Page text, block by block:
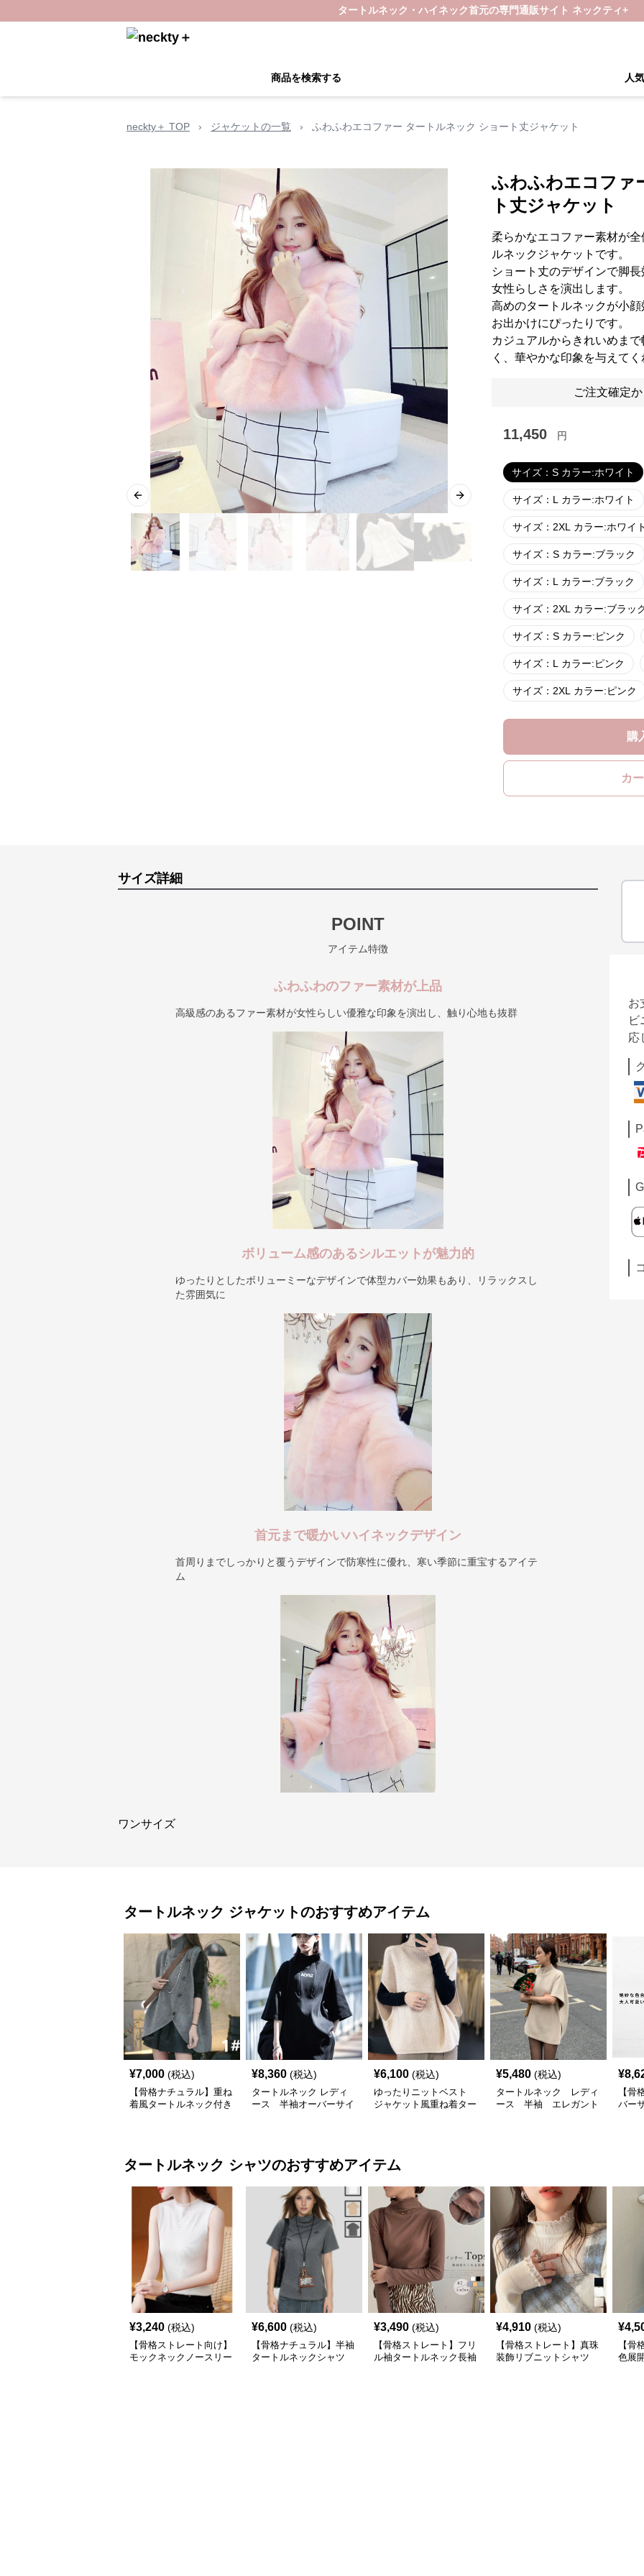
タートルネック・ハイネック首元の専門通販サイト ネックティ+
商品を検索する 人
neckty＋ TOP › ジャケットの一覧 › ふわふわエコファー タートルネック ショート丈ジャケット
Previous slide Next slide
ふわふわエコファ
ト丈ジャケット
柔らかなエコファー素材が
ルネックジャケットです。
ショート丈のデザインで脚
女性らしさを演出します。
高めのタートルネックが小
お出かけにぴったりです。
カジュアルからきれいめま
く、華やかな印象を与えてく
ご注文確定
11,450 円
サイズ：S カラー:ホワイト
サイズ：L カラー:ホワイト
サイズ：2XL カラー:ホワイト
サイズ：S カラー:ブラック
サイズ：L カラー:ブラック
サイズ：2XL カラー:ブラッ
サイズ：S カラー:ピンク
サイズ：L カラー:ピンク
サイズ：2XL カラー:ピンク
購
カ
サイズ詳細
POINT
アイテム特徴
ふわふわのファー素材が上品
高級感のあるファー素材が女性らしい優雅な印象を演出し、触り心地も抜群
ボリューム感のあるシルエットが魅力的
ゆったりとしたボリューミーなデザインで体型カバー効果もあり、リラックスし
た雰囲気に
首元まで暖かいハイネックデザイン
首周りまでしっかりと覆うデザインで防寒性に優れ、寒い季節に重宝するアイテ
ム
ワンサイズ
お
ビ
応
タートルネック ジャケットのおすすめアイテム
¥7,000 (税込)
【骨格ナチュラル】重ね
着風タートルネック付き
¥8,360 (税込)
タートルネック レディ
ース 半袖オーバーサイ
¥6,100 (税込)
ゆったりニットベスト
ジャケット風重ね着ター
¥5,480 (税込)
タートルネック レディ
ース 半袖 エレガント
¥
【骨
バー
タートルネック シャツのおすすめアイテム
¥3,240 (税込)
【骨格ストレート向け】
モックネックノースリー
¥6,600 (税込)
【骨格ナチュラル】半袖
タートルネックシャツ
¥3,490 (税込)
【骨格ストレート】フリ
ル袖タートルネック長袖
¥4,910 (税込)
【骨格ストレート】真珠
装飾リブニットシャツ
¥
【骨
色展